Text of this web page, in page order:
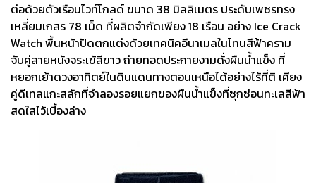
ต่อด้วยตัวเรือนไวท์โกลด์ ขนาด 38 มิลลิเมตร ประดับเพชรทรง
เหลี่ยมเกสร 78 เม็ด ที่ผลิตจำกัดเพียง 18 เรือน อย่าง Ice Crack
Watch พื้นหน้าปัดตกแต่งด้วยเทคนิคอีนาเมลในโทนสีฟ้าคราม
จับคู่สายหนังจระเข้สีขาว ถ่ายทอดประกายงามดั่งผืนน้ำแข็ง ที่
หยอกเย้าดวงอาทิตย์ในดินแดนทางตอนเหนือได้อย่างไร้ที่ติ เคียง
คู่ดีเทลแกะสลักที่จำลองรอยแยกของผืนน้ำแข็งที่ซุกซ่อนทะเลสีฟ้า
สดใสไว้เบื้องล่าง